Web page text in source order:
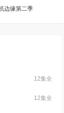
边缘第二季
12集全
12集全